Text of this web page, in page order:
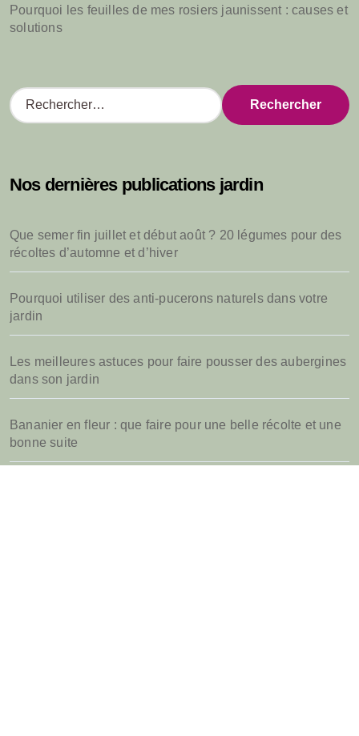
Pourquoi les feuilles de mes rosiers jaunissent : causes et
solutions
R
e
r
e
r
Nos dernières publications jardin
Que semer fin juillet et début août ? 20 légumes pour des
récoltes d’automne et d’hiver
Pourquoi utiliser des anti-pucerons naturels dans votre
jardin
Les meilleures astuces pour faire pousser des aubergines
dans son jardin
Bananier en fleur : que faire pour une belle récolte et une
bonne suite